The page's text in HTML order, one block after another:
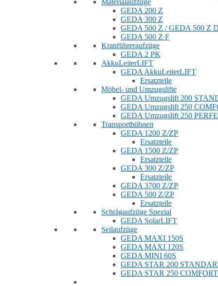
Materialaufzüge
GEDA 200 Z
GEDA 300 Z
GEDA 500 Z / GEDA 500 Z
GEDA 500 Z F
Kranführeraufzüge
GEDA 2 PK
AkkuLeiterLIFT
GEDA AkkuLeiterLIFT
Ersatzteile
Möbel- und Umzugslifte
GEDA Umzugslift 200
GEDA Umzugslift 250
GEDA Umzugslift 250
Transportbühnen
GEDA 1200 Z/ZP
Ersatzteile
GEDA 1500 Z/ZP
Ersatzteile
GEDA 300 Z/ZP
Ersatzteile
GEDA 3700 Z/ZP
GEDA 500 Z/ZP
Ersatzteile
Schrägaufzüge Spezial
GEDA SolarLIFT
Seilaufzüge
GEDA MAXI 150S
GEDA MAXI 120S
GEDA MINI 60S
GEDA STAR 200
GEDA STAR 250 COMFORT